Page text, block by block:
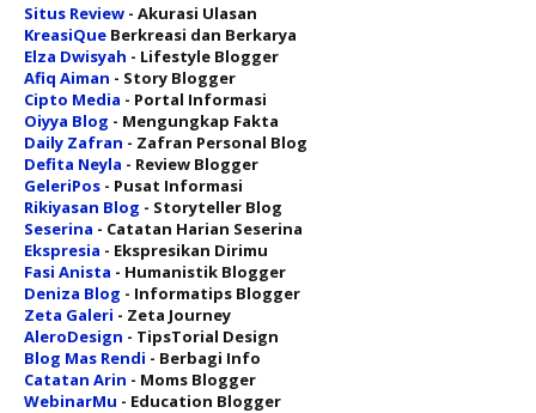
Situs Review - Akurasi Ulasan
KreasiQue Berkreasi dan Berkarya
Elza Dwisyah - Lifestyle Blogger
Afiq Aiman - Story Blogger
Cipto Media - Portal Informasi
Oiyya Blog - Mengungkap Fakta
Daily Zafran - Zafran Personal Blog
Defita Neyla - Review Blogger
GeleriPos - Pusat Informasi
Rikiyasan Blog - Storyteller Blog
Seserina - Catatan Harian Seserina
Ekspresia - Ekspresikan Dirimu
Fasi Anista - Humanistik Blogger
Deniza Blog - Informatips Blogger
Zeta Galeri - Zeta Journey
AleroDesign - TipsTorial Design
Blog Mas Rendi - Berbagi Info
Catatan Arin - Moms Blogger
WebinarMu - Education Blogger